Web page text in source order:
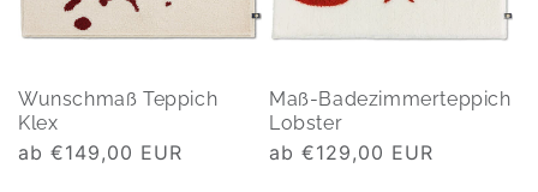
Wunschmaß Teppich
Klex
Normaler
ab €149,00 EUR
Maß-Badezimmerteppich
Lobster
Normaler
ab €129,00 EUR